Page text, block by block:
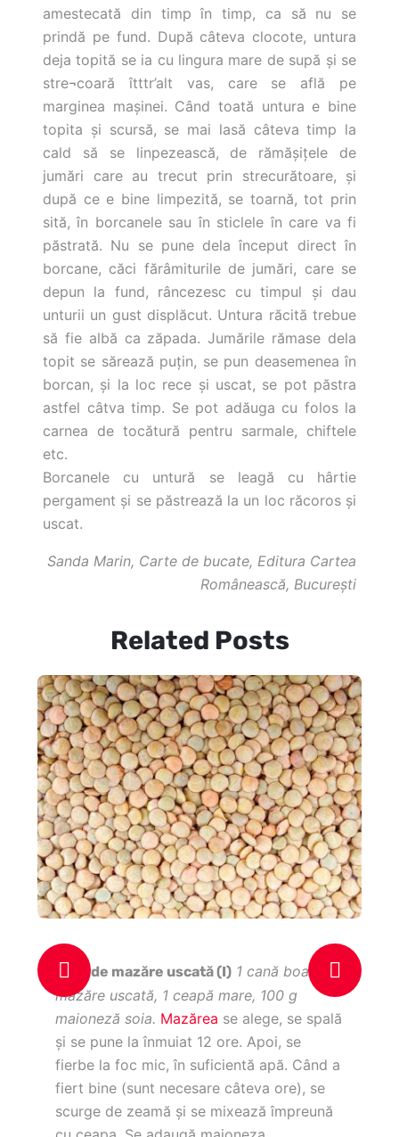
amestecată din timp în timp, ca să nu se
prindă pe fund. După câteva clocote, untura
deja topită se ia cu lingura mare de supă şi se
stre¬coară îtttr’alt vas, care se află pe
marginea maşinei. Când toată untura e bine
topita şi scursă, se mai lasă câteva timp la
cald să se linpezească, de rămăşiţele de
jumări care au trecut prin strecurătoare, şi
după ce e bine limpezită, se toarnă, tot prin
sită, în borcanele sau în sticlele în care va fi
păstrată. Nu se pune dela început direct în
borcane, căci fărâmiturile de jumări, care se
depun la fund, râncezesc cu timpul şi dau
unturii un gust displăcut. Untura răcită trebue
să fie albă ca zăpada. Jumările rămase dela
topit se sărează puţin, se pun deasemenea în
borcan, şi la loc rece şi uscat, se pot păstra
astfel câtva timp. Se pot adăuga cu folos la
carnea de tocătură pentru sarmale, chiftele
etc.
Borcanele cu untură se leagă cu hârtie
pergament şi se păstrează la un loc răcoros şi
uscat.
Sanda Marin, Carte de bucate, Editura Cartea
Românească, Bucureşti
Related Posts
Pate de mazăre uscată (I) 1 cană boabe
mazăre uscată, 1 ceapă mare, 100 g
maioneză soia. Mazărea se alege, se spală
şi se pune la înmuiat 12 ore. Apoi, se
fierbe la foc mic, în suficientă apă. Când a
fiert bine (sunt necesare câteva ore), se
scurge de zeamă şi se mixează împreună